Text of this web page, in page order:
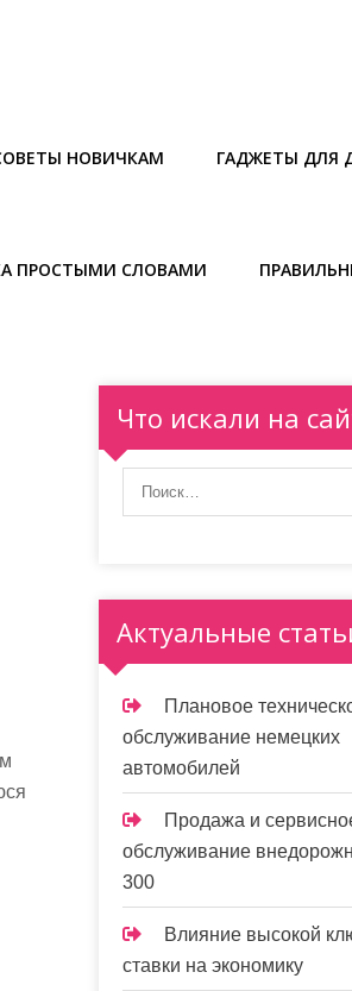
НОВИЧКАМ ГАДЖЕТЫ ДЛЯ
ПРОСТЫМИ СЛОВАМИ
Что искали на
Актуальные
Плановое
обслуживание немецких
автомобилей
Продажа и
обслуживание
300
Влияние высокой
ставки на экономику